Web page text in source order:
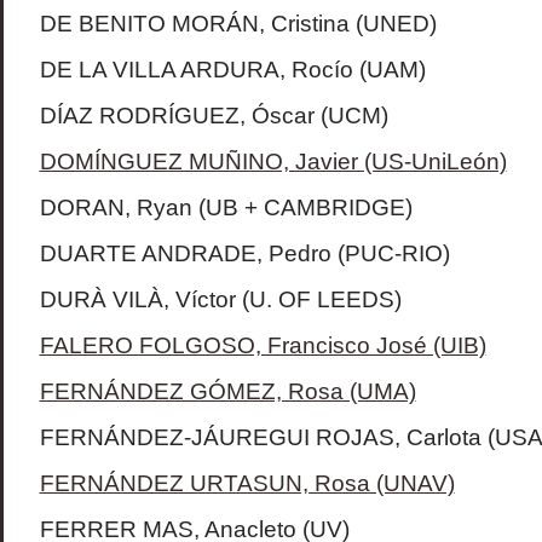
DE BENITO MORÁN, Cristina (UNED)
DE LA VILLA ARDURA, Rocío (UAM)
DÍAZ RODRÍGUEZ, Óscar (UCM)
DOMÍNGUEZ MUÑINO, Javier (US-UniLeón)
DORAN, Ryan (UB + CAMBRIDGE)
DUARTE ANDRADE, Pedro (PUC-RIO)
DURÀ VILÀ, Víctor (U. OF LEEDS)
FALERO FOLGOSO, Francisco José (UIB)
FERNÁNDEZ GÓMEZ, Rosa (UMA)
FERNÁNDEZ-JÁUREGUI ROJAS, Carlota
FERNÁNDEZ URTASUN, Rosa (UNAV)
FERRER MAS, Anacleto (UV)